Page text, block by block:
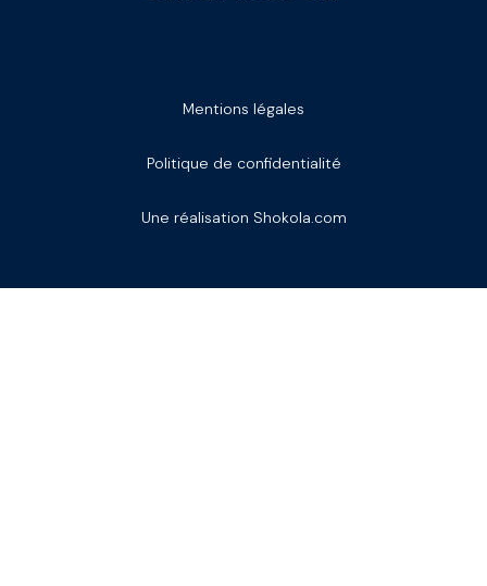
Mentions légales
Politique de confidentialité
Une réalisation Shokola.com